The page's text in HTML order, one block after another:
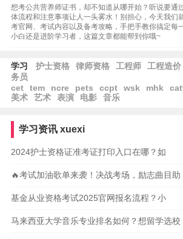
想考公共营养师证书，却不知道从哪开始？听说要通
体流程和注意事项让人一头雾水！别担心，今天我们
考官网、考试内容以及备考攻略，手把手教你搞定每
小白还是进阶学习者，这篇文章都能帮到你哦~
学习 护士资格 律师资格 工程师 工程造价
务员
cet
tem ncre pets ccpt wsk mhk
美术
艺术 表演 电影 音乐
学习资讯 xuexi
2024护士资格证准考证打印入口在哪？如
🔥考试加油歌单来袭！决战考场，励志曲目助
基金从业资格考试2025官网报名流程？小
马来西亚大学音乐专业排名如何？想留学选校